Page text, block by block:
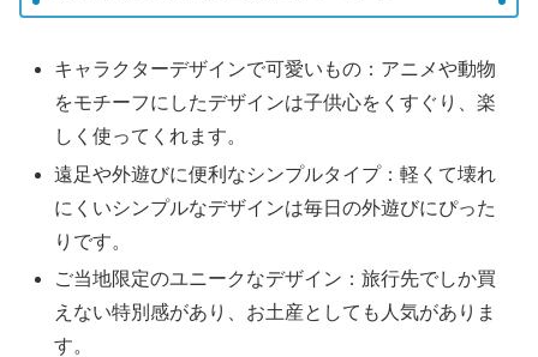
キャラクターデザインで可愛いもの：アニメや動物
をモチーフにしたデザインは子供心をくすぐり、楽
しく使ってくれます。
遠足や外遊びに便利なシンプルタイプ：軽くて壊れ
にくいシンプルなデザインは毎日の外遊びにぴった
りです。
ご当地限定のユニークなデザイン：旅行先でしか買
えない特別感があり、お土産としても人気がありま
す。